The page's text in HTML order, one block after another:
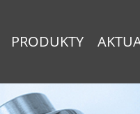
PRODUKTY